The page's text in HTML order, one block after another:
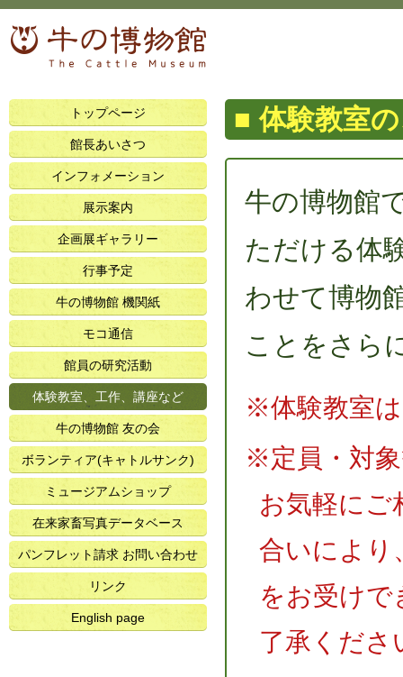
トップページ
館長あいさつ
インフォメーション
展示案内
企画展ギャラリー
行事予定
牛の博物館 機関紙
モコ通信
館員の研究活動
体験教室、工作、講座など
牛の博物館 友の会
ボランティア(キャトルサンク)
ミュージアムショップ
在来家畜写真データベース
パンフレット請求 お問い合わせ
リンク
English page
体験教室
牛の博物館
ただける体
わせて博物
ことをさら
※体験教室
※定員・対
お気軽にご
合いにより
をお受け
了承くださ